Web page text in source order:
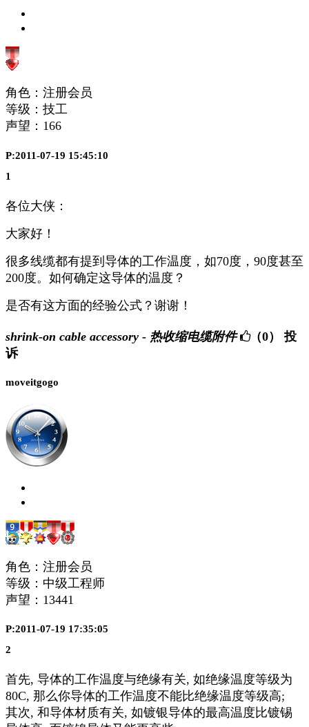
角色：注册会员
等级：技工
声望： 166
P:2011-07-19 15:45:10
1
各位大侠：
大家好！
很多线缆都有提到导体的工作温度，如70度，90度甚至
200度。如何确定这导体的温度？
是否有这方面的经验公式？谢谢！
shrink-on cable accessory - 热收缩电缆附件 （0）
投
诉
moveitgogo
角色：注册会员
等级：中级工程师
声望： 13441
P:2011-07-19 17:35:05
2
首先, 导体的工作温度与绝缘有关, 如绝缘温度等级为
80C, 那么你导体的工作温度不能比绝缘温度等级高;
其次, 和导体材质有关, 如镀银导体的最高温度比镀锡